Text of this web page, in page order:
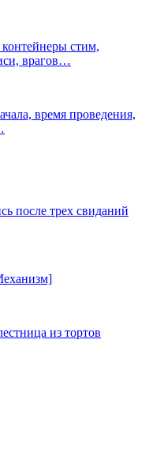
стим,
врагов…
время проведения,
после трех свиданий
из тортов